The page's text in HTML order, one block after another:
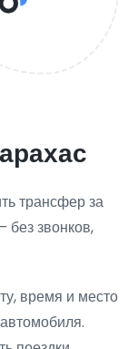
трансфер за
без звонков,
время и место